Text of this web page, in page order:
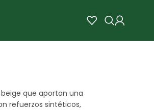
que aportan una
refuerzos sintéticos,